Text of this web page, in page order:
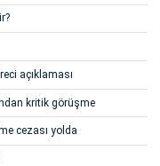
açıklaması
kritik görüşme
cezası yolda